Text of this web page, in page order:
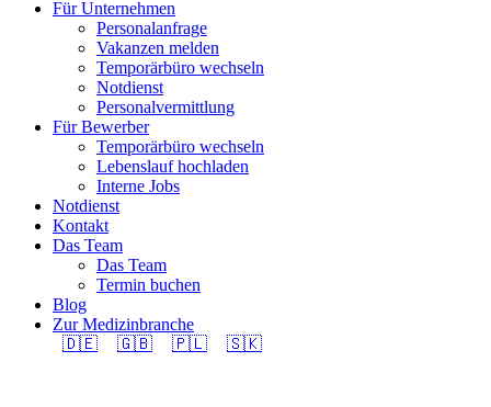
Für Unternehmen
Personalanfrage
Vakanzen melden
Temporärbüro wechseln
Notdienst
Personalvermittlung
Für Bewerber
Temporärbüro wechseln
Lebenslauf hochladen
Interne Jobs
Notdienst
Kontakt
Das Team
Das Team
Termin buchen
Blog
Zur Medizinbranche
🇩🇪
🇬🇧 🇵🇱 🇸🇰